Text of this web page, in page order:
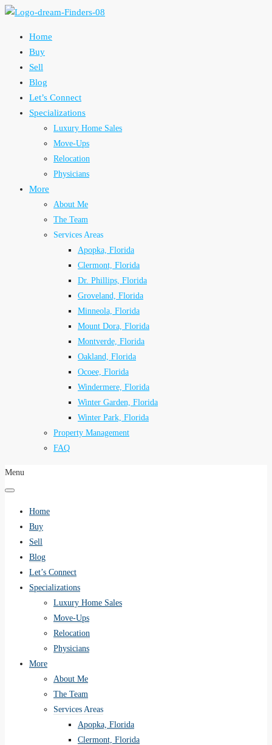
Home
Buy
Sell
Blog
Let’s Connect
Specializations
Luxury Home Sales
Move-Ups
Relocation
Physicians
More
About Me
The Team
Services Areas
Apopka, Florida
Clermont, Florida
Dr. Phillips, Florida
Groveland, Florida
Minneola, Florida
Mount Dora, Florida
Montverde, Florida
Oakland, Florida
Ocoee, Florida
Windermere, Florida
Winter Garden, Florida
Winter Park, Florida
Property Management
FAQ
Menu
Home
Buy
Sell
Blog
Let’s Connect
Specializations
Luxury Home Sales
Move-Ups
Relocation
Physicians
More
About Me
The Team
Services Areas
Apopka, Florida
Clermont, Florida